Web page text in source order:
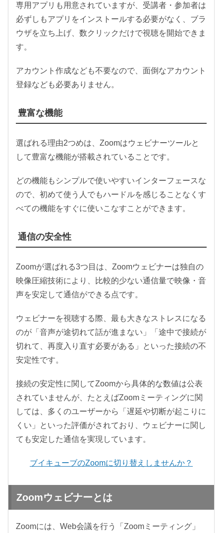
専用アプリも用意されていますが、受講者・参加者は
必ずしもアプリをインストールする必要がなく、ブラ
ウザを立ち上げ、数クリックだけで視聴を開始できま
す。
アカウント作成なども不要なので、面倒なアカウント
登録なども必要ありません。
豊富な機能
選ばれる理由2つめは、Zoomはウェビナーツールと
して豊富な機能が搭載されていることです。
どの機能もシンプルで使いやすいインターフェースな
ので、初めて使う人でもハードルを感じることなくす
べての機能をすぐに使いこなすことができます。
通信の安全性
Zoomが選ばれる3つ目は、Zoomウェビナーは独自の
映像圧縮技術により、比較的少ない通信量で映像・音
声を安定して通信ができる点です。
ウェビナーを視聴する際、最も大きなストレスになる
のが「音声が途切れて話が進まない」「途中で接続が
切れて、再度入り直す必要がある」といった接続の不
安定性です。
接続の安定性に関してZoomから具体的な数値は公表
されていませんが、たとえばZoomミーティングに関
しては、多くのユーザーから「遅延や切断が起こりに
くい」といった評価がされており、ウェビナーに関し
ても安定した通信を実現しています。
ブイキューブのZoomに切り替えしませんか？
Zoomウェビナーとは
Zoomには、Web会議を行う「Zoomミーティング」